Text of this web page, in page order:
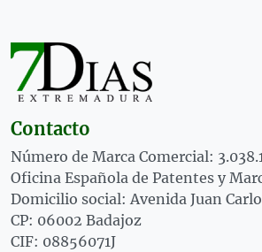
Contacto
Número de Marca Comercial:
Oficina Española de Patentes y
Domicilio social: Avenida Juan
CP: 06002 Badajoz
CIF: 08856071J